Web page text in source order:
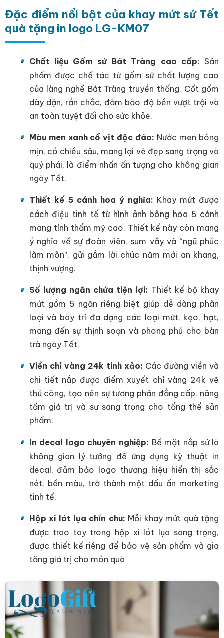
Đặc điểm nổi bật của khay mứt sứ Tết
quà tặng in logo LG-KM07
Chất liệu Gốm sứ Bát Tràng cao cấp: Sản
phẩm được chế tác từ gốm sứ chất lượng cao
của làng nghề Bát Tràng truyền thống. Cốt gốm
dày dặn, rắn chắc, đảm bảo độ bền vượt trội và
an toàn tuyệt đối cho sức khỏe.
Màu men xanh cổ vịt độc đáo: Nước men bóng
mịn, có chiều sâu, mang lại vẻ đẹp sang trọng và
quý phái, là điểm nhấn ấn tượng cho không gian
ngày Tết.
Thiết kế 5 cánh hoa ý nghĩa: Khay mứt được
cách điệu tinh tế từ hình ảnh bông hoa 5 cánh
mang tính thẩm mỹ cao. Thiết kế này còn mang
ý nghĩa về sự đoàn viên, sum vầy và “ngũ phúc
lâm môn”, gửi gắm lời chúc năm mới an khang,
thịnh vượng.
Số lượng ngăn chứa tiện lợi: Thiết kế bộ khay
mứt gồm 5 ngăn riêng biệt giúp dễ dàng phân
loại và bày trí đa dạng các loại mứt, kẹo, hạt,
mang đến sự thịnh soạn và phong phú cho bàn
trà ngày Tết.
Viền chỉ vàng 24k tinh xảo: Các đường viền và
chi tiết nắp được điểm xuyết chỉ vàng 24k vẽ
thủ công, tạo nên sự tương phản đẳng cấp, nâng
tầm giá trị và sự sang trọng cho tổng thể sản
phẩm.
In decal logo chuyên nghiệp: Bề mặt nắp sứ là
không gian lý tưởng để ứng dụng kỹ thuật in
decal, đảm bảo logo thương hiệu hiển thị sắc
nét, bền màu, trở thành một dấu ấn marketing
tinh tế.
Hộp xi lót lụa chỉn chu: Mỗi khay mứt quà tặng
được trao tay trong hộp xi lót lụa sang trọng,
được thiết kế riêng để bảo vệ sản phẩm và gia
tăng giá trị cho món quà